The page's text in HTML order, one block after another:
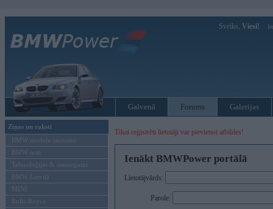
Sveiks, Viesi!
Galvenā Forums Galerijas
Ziņas un raksti
BMW modeļu jaunumi
BMW testi
Tehnoloģijas & sasniegumi
BMW Latvijā
MINI
Rolls-Royce
Tikai reģistrēti lietotāji var pievienot atbildes!
Ienākt BMWPower portālā
Lietotājvārds:
Parole: